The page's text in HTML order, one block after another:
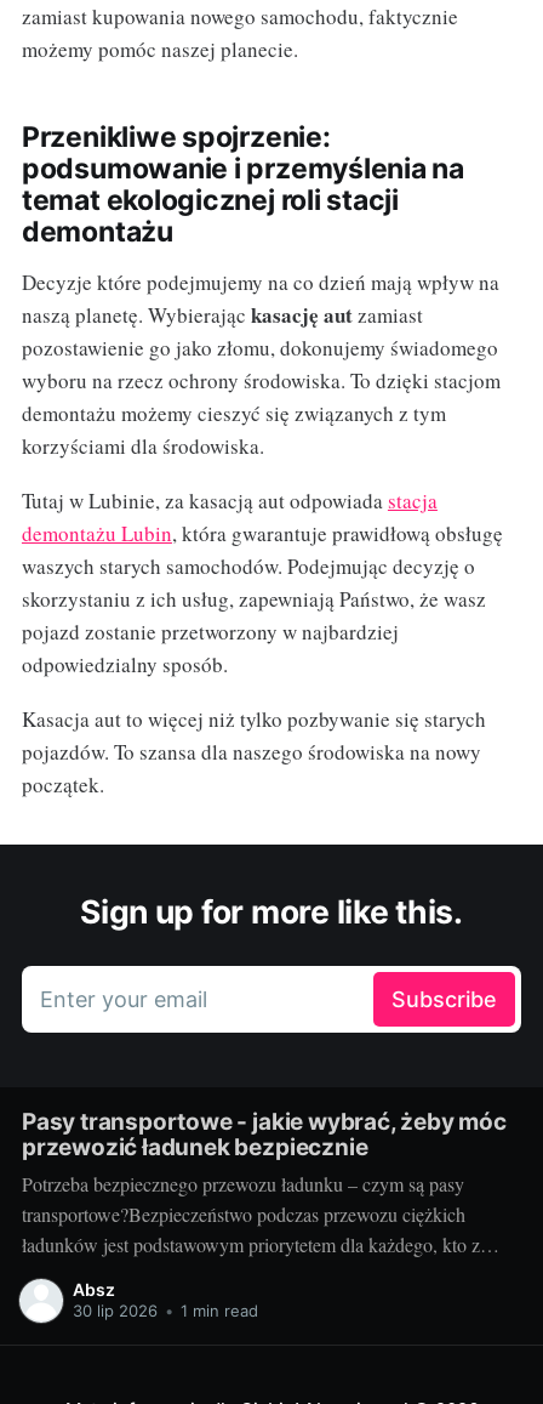
zamiast kupowania nowego samochodu, faktycznie
możemy pomóc naszej planecie.
Przenikliwe spojrzenie:
podsumowanie i przemyślenia na
temat ekologicznej roli stacji
demontażu
Decyzje które podejmujemy na co dzień mają wpływ na
naszą planetę. Wybierając kasację autzamiast
pozostawienie go jako złomu, dokonujemy świadomego
wyboru na rzecz ochrony środowiska. To dzięki stacjom
demontażu możemy cieszyć się związanych z tym
korzyściami dla środowiska.
Tutaj w Lubinie, za kasacją aut odpowiadastacja
demontażu Lubin, która gwarantuje prawidłową obsługę
waszych starych samochodów. Podejmując decyzję o
skorzystaniu z ich usług, zapewniają Państwo, że wasz
pojazd zostanie przetworzony w najbardziej
odpowiedzialny sposób.
Kasacja aut to więcej niż tylko pozbywanie się starych
pojazdów. To szansa dla naszego środowiska na nowy
początek.
Sign up for more like this.
Enter your email Subscribe
Pasy transportowe - jakie wybrać, żeby móc
przewozić ładunek bezpiecznie
Potrzeba bezpiecznego przewozu ładunku – czym są pasy
transportowe?Bezpieczeństwo podczas przewozu ciężkich
ładunków jest podstawowym priorytetem dla każdego, kto z
powodzeniem chce prowadzić biznes w branży transportowej.
Aby zapewnić stabilność mocowania oraz uniknąć potencjalnie
kluczowych elementów tego
Absz
30 lip 2026 • 1 min read